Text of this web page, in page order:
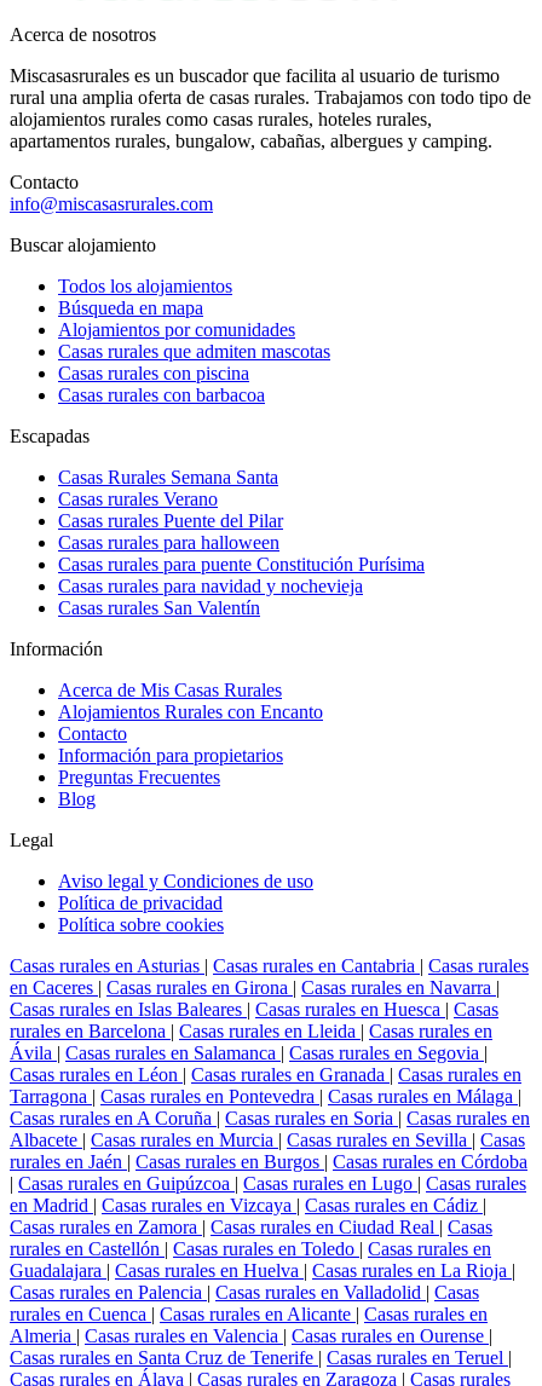
Acerca de nosotros
Miscasasrurales es un buscador que facilita al usuario de turismo
rural una amplia oferta de casas rurales. Trabajamos con todo tipo de
alojamientos rurales como casas rurales, hoteles rurales,
apartamentos rurales, bungalow, cabañas, albergues y camping.
Contacto
info@miscasasrurales.com
Buscar alojamiento
Todos los alojamientos
Búsqueda en mapa
Alojamientos por comunidades
Casas rurales que admiten mascotas
Casas rurales con piscina
Casas rurales con barbacoa
Escapadas
Casas Rurales Semana Santa
Casas rurales Verano
Casas rurales Puente del Pilar
Casas rurales para halloween
Casas rurales para puente Constitución Purísima
Casas rurales para navidad y nochevieja
Casas rurales San Valentín
Información
Acerca de Mis Casas Rurales
Alojamientos Rurales con Encanto
Contacto
Información para propietarios
Preguntas Frecuentes
Blog
Legal
Aviso legal y Condiciones de uso
Política de privacidad
Política sobre cookies
Casas rurales en Asturias | Casas rurales en Cantabria | Casas rurales
en Caceres | Casas rurales en Girona | Casas rurales en Navarra |
Casas rurales en Islas Baleares | Casas rurales en Huesca | Casas
rurales en Barcelona | Casas rurales en Lleida | Casas rurales en
Ávila | Casas rurales en Salamanca | Casas rurales en Segovia |
Casas rurales en Léon | Casas rurales en Granada | Casas rurales en
Tarragona | Casas rurales en Pontevedra | Casas rurales en Málaga |
Casas rurales en A Coruña | Casas rurales en Soria | Casas rurales en
Albacete | Casas rurales en Murcia | Casas rurales en Sevilla | Casas
rurales en Jaén | Casas rurales en Burgos | Casas rurales en Córdoba
| Casas rurales en Guipúzcoa | Casas rurales en Lugo | Casas rurales
en Madrid | Casas rurales en Vizcaya | Casas rurales en Cádiz |
Casas rurales en Zamora | Casas rurales en Ciudad Real | Casas
rurales en Castellón | Casas rurales en Toledo | Casas rurales en
Guadalajara | Casas rurales en Huelva | Casas rurales en La Rioja |
Casas rurales en Palencia | Casas rurales en Valladolid | Casas
rurales en Cuenca | Casas rurales en Alicante | Casas rurales en
Almeria | Casas rurales en Valencia | Casas rurales en Ourense |
Casas rurales en Santa Cruz de Tenerife | Casas rurales en Teruel |
Casas rurales en Álava | Casas rurales en Zaragoza | Casas rurales